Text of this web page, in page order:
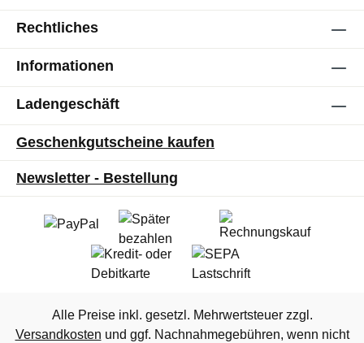
Rechtliches
Informationen
Ladengeschäft
Geschenkgutscheine kaufen
Newsletter - Bestellung
Alle Preise inkl. gesetzl. Mehrwertsteuer zzgl.
Versandkosten und ggf. Nachnahmegebühren, wenn nicht